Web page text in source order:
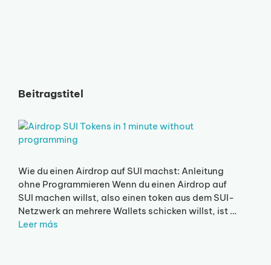
Beitragstitel
Wie du einen Airdrop auf SUI machst: Anleitung
ohne Programmieren Wenn du einen Airdrop auf
SUI machen willst, also einen token aus dem SUI-
Netzwerk an mehrere Wallets schicken willst, ist …
Leer más